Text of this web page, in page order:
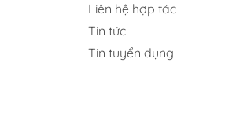
Liên hệ hợp tác
Tin tức
Tin tuyển dụng